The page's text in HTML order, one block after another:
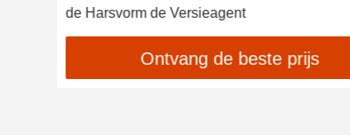
de Harsvorm de Versieagent
Ontvang de beste prijs